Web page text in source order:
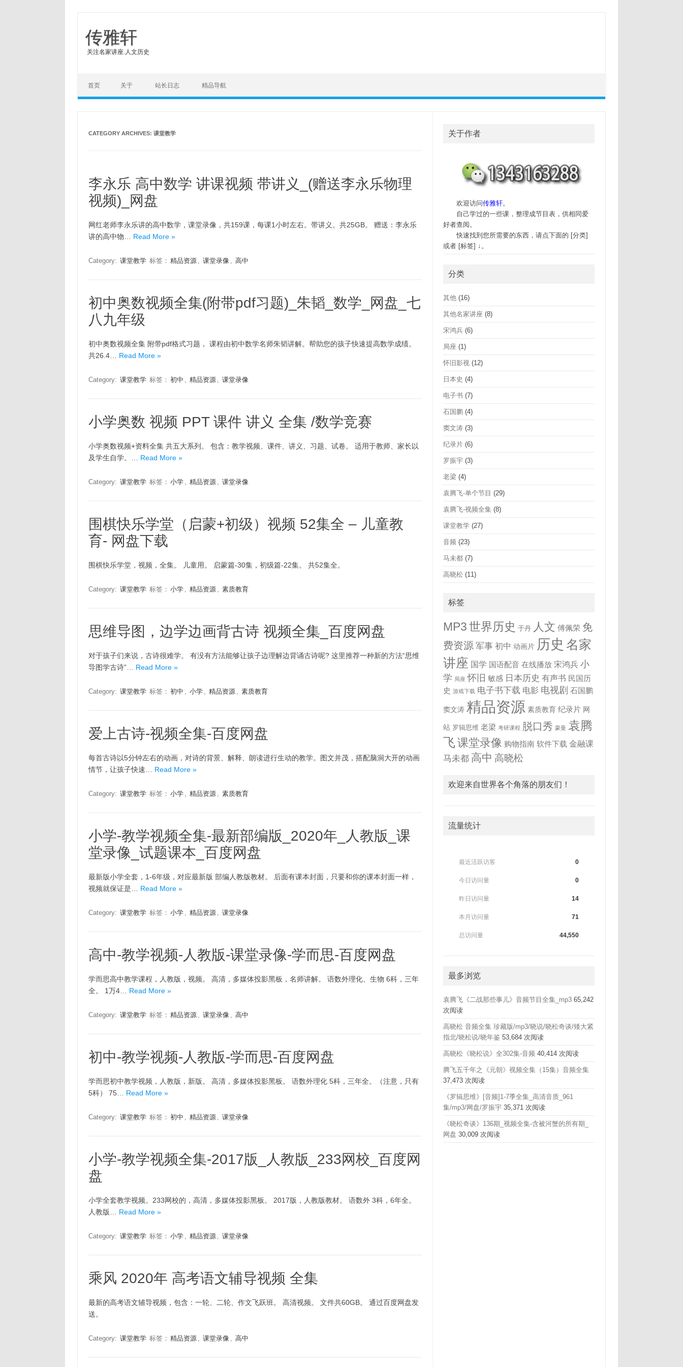
传雅轩
关注名家讲座.人文历史
首页 关于 站长日志 精品导航
CATEGORY ARCHIVES: 课堂教学
李永乐 高中数学 讲课视频 带讲义_(赠送李永乐物理
视频)_网盘
网红老师李永乐讲的高中数学，课堂录像，共159课，每课1小时左右。带讲义。共25GB。 赠送：李永乐
讲的高中物… Read More »
Category: 课堂教学 标签： 精品资源 , 课堂录像 , 高中
初中奥数视频全集(附带pdf习题)_朱韬_数学_网盘_七
八九年级
初中奥数视频全集 附带pdf格式习题， 课程由初中数学名师朱韬讲解。帮助您的孩子快速提高数学成绩。
共26.4… Read More »
Category: 课堂教学 标签： 初中 , 精品资源 , 课堂录像
小学奥数 视频 PPT 课件 讲义 全集 /数学竞赛
小学奥数视频+资料全集 共五大系列。 包含：教学视频、课件、讲义、习题、试卷。 适用于教师、家长以
及学生自学。… Read More »
Category: 课堂教学 标签： 小学 , 精品资源 , 课堂录像
围棋快乐学堂（启蒙+初级）视频 52集全 – 儿童教
育- 网盘下载
围棋快乐学堂，视频，全集。 儿童用。 启蒙篇-30集，初级篇-22集。 共52集全。
Category: 课堂教学 标签： 小学 , 精品资源 , 素质教育
思维导图，边学边画背古诗 视频全集_百度网盘
对于孩子们来说，古诗很难学。 有没有方法能够让孩子边理解边背诵古诗呢? 这里推荐一种新的方法“思维
导图学古诗”… Read More »
Category: 课堂教学 标签： 初中 , 小学 , 精品资源 , 素质教育
爱上古诗-视频全集-百度网盘
每首古诗以5分钟左右的动画，对诗的背景、解释、朗读进行生动的教学。图文并茂，搭配脑洞大开的动画
情节，让孩子快速… Read More »
Category: 课堂教学 标签： 小学 , 精品资源 , 素质教育
小学-教学视频全集-最新部编版_2020年_人教版_课
堂录像_试题课本_百度网盘
最新版小学全套，1-6年级，对应最新版 部编人教版教材。 后面有课本封面，只要和你的课本封面一样，
视频就保证是… Read More »
Category: 课堂教学 标签： 小学 , 精品资源 , 课堂录像
高中-教学视频-人教版-课堂录像-学而思-百度网盘
学而思高中教学课程，人教版，视频。 高清，多媒体投影黑板，名师讲解。 语数外理化、生物 6科，三年
全。 1万4… Read More »
Category: 课堂教学 标签： 精品资源 , 课堂录像 , 高中
初中-教学视频-人教版-学而思-百度网盘
学而思初中教学视频，人教版，新版。 高清，多媒体投影黑板。 语数外理化 5科，三年全。（注意，只有
5科） 75… Read More »
Category: 课堂教学 标签： 初中 , 精品资源 , 课堂录像
小学-教学视频全集-2017版_人教版_233网校_百度网
盘
小学全套教学视频。233网校的，高清，多媒体投影黑板。 2017版，人教版教材。 语数外 3科，6年全。
人教版… Read More »
Category: 课堂教学 标签： 小学 , 精品资源 , 课堂录像
乘风 2020年 高考语文辅导视频 全集
最新的高考语文辅导视频，包含：一轮、二轮、作文飞跃班。 高清视频。 文件共60GB。 通过百度网盘发
送。
Category: 课堂教学 标签： 精品资源 , 课堂录像 , 高中
关于作者
欢迎访问传雅轩。
自己学过的一些课，整理成节目表，供相同爱
好者查阅。
快速找到您所需要的东西，请点下面的 [分类]
或者 [标签] ↓。
分类
其他 (16)
其他名家讲座 (8)
宋鸿兵 (6)
局座 (1)
怀旧影视 (12)
日本史 (4)
电子书 (7)
石国鹏 (4)
窦文涛 (3)
纪录片 (6)
罗振宇 (3)
老梁 (4)
袁腾飞-单个节目 (29)
袁腾飞-视频全集 (8)
课堂教学 (27)
音频 (23)
马未都 (7)
高晓松 (11)
标签
MP3 世界历史 于丹 人文 傅佩荣 免
费资源 军事 初中 动画片 历史 名家
讲座 国学 国语配音 在线播放 宋鸿兵 小
学 局座 怀旧 敏感 日本历史 有声书 民国历
史 游戏下载 电子书下载 电影 电视剧 石国鹏
窦文涛 精品资源 素质教育 纪录片 网
站 罗辑思维 老梁 考研课程 脱口秀 蒙曼 袁腾
飞 课堂录像 购物指南 软件下载 金融课
马未都 高中 高晓松
欢迎来自世界各个角落的朋友们！
流量统计
0
最近活跃访客
0
今日访问量
14
昨日访问量
71
本月访问量
44,550
总访问量
最多浏览
袁腾飞《二战那些事儿》音频节目全集_mp3 65,242
次阅读
高晓松 音频全集 珍藏版/mp3/晓说/晓松奇谈/矮大紧
指北/晓松说/晓年鉴 53,684 次阅读
高晓松《晓松说》全302集-音频 40,414 次阅读
腾飞五千年之《元朝》视频全集（15集）音频全集
37,473 次阅读
《罗辑思维》[音频]1-7季全集_高清音质_961
集/mp3/网盘/罗振宇 35,371 次阅读
《晓松奇谈》136期_视频全集-含被河蟹的所有期_
网盘 30,009 次阅读